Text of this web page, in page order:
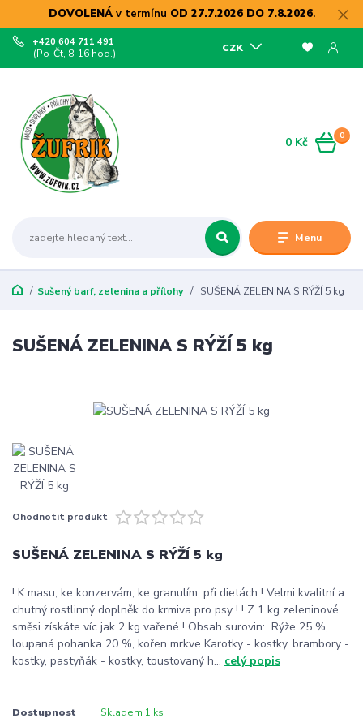
DOVOLENÁv termínu OD 27.7.2026 DO 7.8.2026.
Menu
CZK
+420 604 711 491
(Po-Čt, 8-16 hod.)
0
0 Kč
Sušený barf, zelenina a přílohy SUŠENÁ ZELENINA S RÝŽÍ 5 kg
SUŠENÁ ZELENINA S RÝŽÍ 5 kg
Ohodnotit produkt
SUŠENÁ ZELENINA S RÝŽÍ 5 kg
! K masu, ke konzervám, ke granulím, při dietách ! Velmi kvalitní a
chutný rostlinný doplněk do krmiva pro psy ! ! Z 1 kg zeleninové
směsi získáte víc jak 2 kg vařené ! Obsah surovin: Rýže 25 %,
loupaná pohanka 20 %, kořen mrkve Karotky - kostky, brambory -
kostky, pastyňák - kostky, toustovaný h... celý popis
Dostupnost Skladem 1 ks